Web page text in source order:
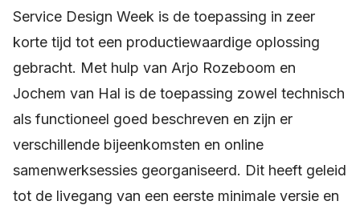
Service Design Week is de toepassing in zeer
korte tijd tot een productiewaardige oplossing
gebracht. Met hulp van Arjo Rozeboom en
Jochem van Hal is de toepassing zowel technisch
als functioneel goed beschreven en zijn er
verschillende bijeenkomsten en online
samenwerksessies georganiseerd. Dit heeft geleid
tot de livegang van een eerste minimale versie en